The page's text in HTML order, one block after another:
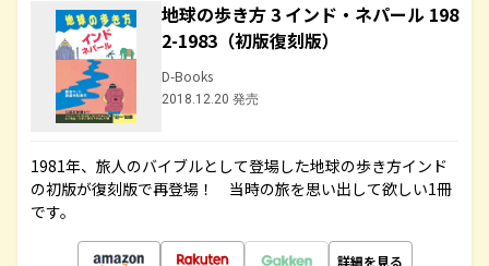
地球の歩き方 3 インド・ネパール 198
2-1983（初版復刻版）
D-Books
2018.12.20 発売
1981年、旅人のバイブルとして登場した地球の歩き方インド
の初版が復刻版で再登場！ 当時の旅を思い出して欲しい1冊
です。
詳細を見る